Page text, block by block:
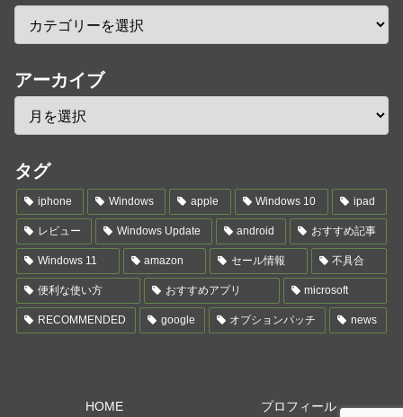
アーカイブ
タグ
iphone Windows apple Windows 10 ipad
レビュー Windows Update android おすすめ記事
Windows 11 amazon セール情報 不具合
便利な使い方 おすすめアプリ microsoft
RECOMMENDED google オプションパッチ news
HOME プロフィール